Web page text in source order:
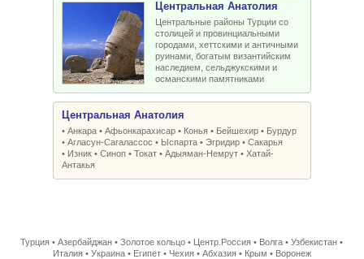
Центральная Анатолия
Центральные районы Турции со
столицей и провинциальными
городами, хеттскими и античными
руинами, богатым византийским
наследием, сельджукскими и
османскими памятниками
Центральная Анатолия
• Анкара • Афьонкарахисар • Конья • Бейшехир • Бурдур
• Агласун-Сагалассос • Ыспарта • Эгридир • Сакарья
• Изник • Синоп • Токат • Адыяман-Немрут • Хатай-
Антакья
Турция •Азербайджан •Золотое кольцо • Центр.Россия • Волга •Узбекистан •
Италия• Украина• Египет• Чехия• Абхазия• Крым • Воронеж